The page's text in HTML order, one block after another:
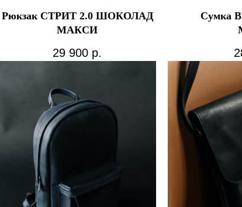
Рюкзак СТРИТ 2.0 ШОКОЛАД
МАКСИ
29 900 р.
Сумка